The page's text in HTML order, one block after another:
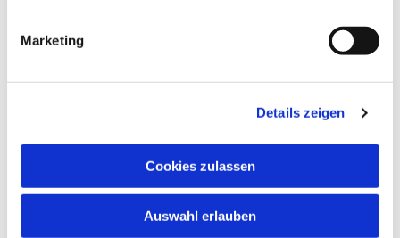
Marketing
Details zeigen
Cookies zulassen
Auswahl erlauben